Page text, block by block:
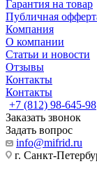
Гарантия на товар
Публичная
Компания
О компании
Статьи и новости
Отзывы
Контакты
Контакты
+7 (812) 98-645-98
Заказать звонок
Задать вопрос
info@mifrid.ru
г. Санкт-